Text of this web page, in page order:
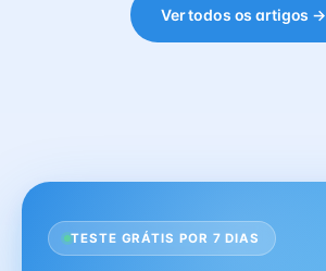
Ver todos os artigos →
TESTE GRÁTIS POR 7 DIAS